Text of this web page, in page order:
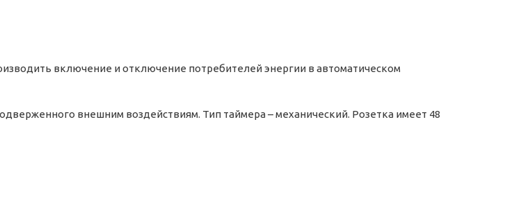
включение и отключение потребителей энергии в автоматическом
внешним воздействиям. Тип таймера – механический. Розетка имеет 48